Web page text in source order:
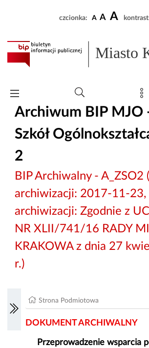
czcionka: A A A
Miasto
Archiwum BIP MJO
Szkół
2
BIP Archiwalny - A_ZSO2
archiwizacji: 2017-11-23,
archiwizacji: Zgodnie z
NR XLII/741/16 RADY
KRAKOWA z dnia 27
r.)
Strona Podmiotowa
DOKUMENT ARCHIWALNY
Przeprowadzenie wsparcia